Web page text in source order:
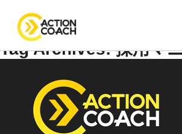
Tag Archives: 採用マ